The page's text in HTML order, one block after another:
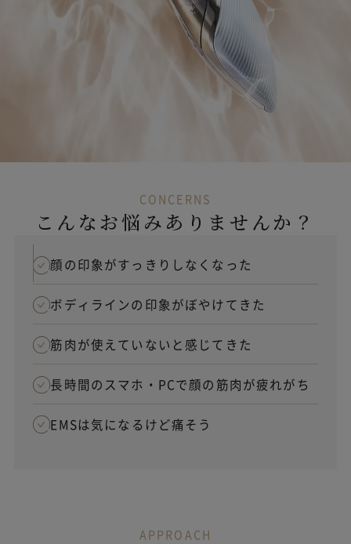
CONCERNS
こんなお悩みありませんか？
顔の印象がすっきりしなくなった
ボディラインの印象がぼやけてきた
筋肉が使えていないと感じてきた
長時間のスマホ・PCで顔の筋肉が疲れがち
EMSは気になるけど痛そう
APPROACH